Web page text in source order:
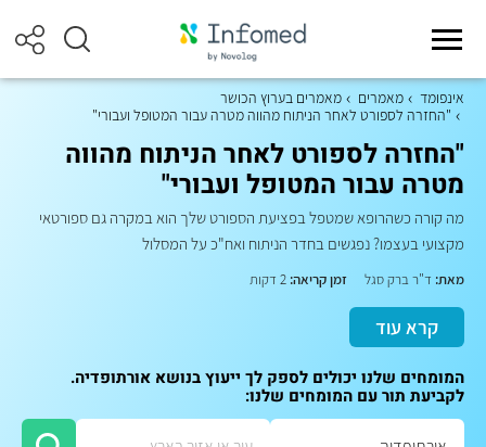
אינפומד מאמרים
מאמרים בערוץ הכושר
"החזרה לספורט לאחר הניתוח מהווה מטרה עבור המטופל ועבורי"
"החזרה לספורט לאחר הניתוח מהווה
מטרה עבור המטופל ועבורי"
מה קורה כשהרופא שמטפל בפציעת הספורט שלך הוא במקרה גם ספורטאי
מקצועי בעצמו? נפגשים בחדר הניתוח ואח"כ על המסלול
מאת: ד"ר ברק סגל זמן קריאה:
קרא עוד
המומחים שלנו יכולים לספק לך ייעוץ בנושא אורתופדיה.
לקביעת תור עם המומחים שלנו: